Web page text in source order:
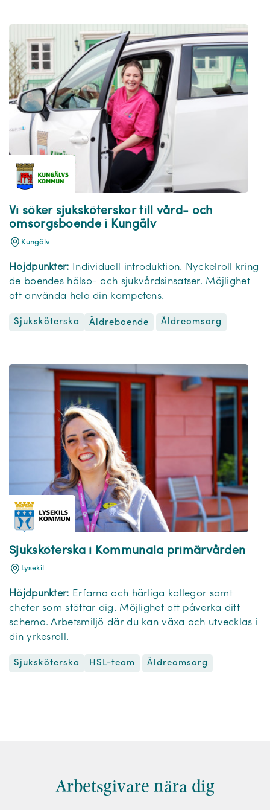
Vi söker sjuksköterskor till vård- och
omsorgsboende i Kungälv
Kungälv
Höjdpunkter:
Individuell introduktion. Nyckelroll kring
de boendes hälso- och sjukvårdsinsatser. Möjlighet
att använda hela din kompetens.
Sjuksköterska Äldreboende Äldreomsorg
Sjuksköterska i Kommunala primärvården
Lysekil
Höjdpunkter: Erfarna och härliga kollegor samt
chefer som stöttar dig. Möjlighet att påverka ditt
schema. Arbetsmiljö där du kan växa och utvecklas i
din yrkesroll.
Sjuksköterska HSL-team Äldreomsorg
Arbetsgivare nära dig